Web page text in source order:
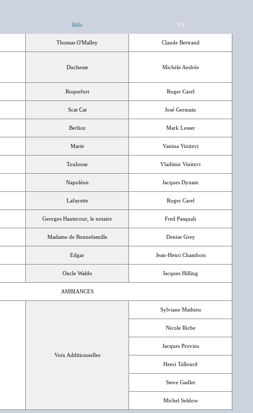
Rôle V.F
Thomas O'Malley Claude Bertrand
Duchesse Michèle Andrée
Roquefort Roger Carel
Scat Cat José Germain
Berlioz Mark Lesser
Marie Vanina Vinitzvi
Toulouse Vladimir Vinitzvi
Napoléon Jacques Dynam
Lafayette Roger Carel
Georges Hautecour, le notaire Fred Pasquali
Madame de Bonnefamille Denise Grey
Edgar Jean-Henri Chambois
Oncle Waldo Jacques Hilling
AMBIANCES
Voix Additionnelles
Sylviane Mathieu
Nicole Riche
Jacques Provins
Henri Tallourd
Steve Gadler
Michel Seldow